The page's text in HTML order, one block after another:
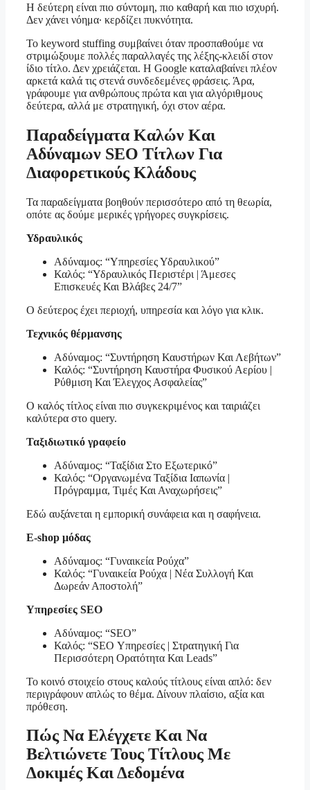
Η δεύτερη είναι πιο σύντομη, πιο καθαρή και πιο ισχυρή.
Δεν χάνει νόημα· κερδίζει πυκνότητα.
Το keyword stuffing συμβαίνει όταν προσπαθούμε να
στριμώξουμε πολλές παραλλαγές της λέξης-κλειδί στον
ίδιο τίτλο. Δεν χρειάζεται. Η Google καταλαβαίνει πλέον
αρκετά καλά τις στενά συνδεδεμένες φράσεις. Άρα,
γράφουμε για ανθρώπους πρώτα και για αλγόριθμους
δεύτερα, αλλά με στρατηγική, όχι στον αέρα.
Παραδείγματα Καλών Και
Αδύναμων SEO Τίτλων Για
Διαφορετικούς Κλάδους
Τα παραδείγματα βοηθούν περισσότερο από τη θεωρία,
οπότε ας δούμε μερικές γρήγορες συγκρίσεις.
Υδραυλικός
Αδύναμος: “Υπηρεσίες Υδραυλικού”
Καλός: “Υδραυλικός Περιστέρι | Άμεσες
Επισκευές Και Βλάβες 24/7”
Ο δεύτερος έχει περιοχή, υπηρεσία και λόγο για κλικ.
Τεχνικός θέρμανσης
Αδύναμος: “Συντήρηση Καυστήρων Και Λεβήτων”
Καλός: “Συντήρηση Καυστήρα Φυσικού Αερίου |
Ρύθμιση Και Έλεγχος Ασφαλείας”
Ο καλός τίτλος είναι πιο συγκεκριμένος και ταιριάζει
καλύτερα στο query.
Ταξιδιωτικό γραφείο
Αδύναμος: “Ταξίδια Στο Εξωτερικό”
Καλός: “Οργανωμένα Ταξίδια Ιαπωνία |
Πρόγραμμα, Τιμές Και Αναχωρήσεις”
Εδώ αυξάνεται η εμπορική συνάφεια και η σαφήνεια.
E-shop μόδας
Αδύναμος: “Γυναικεία Ρούχα”
Καλός: “Γυναικεία Ρούχα | Νέα Συλλογή Και
Δωρεάν Αποστολή”
Υπηρεσίες SEO
Αδύναμος: “SEO”
Καλός: “SEO Υπηρεσίες | Στρατηγική Για
Περισσότερη Ορατότητα Και Leads”
Το κοινό στοιχείο στους καλούς τίτλους είναι απλό: δεν
περιγράφουν απλώς το θέμα. Δίνουν πλαίσιο, αξία και
πρόθεση.
Πώς Να Ελέγχετε Και Να
Βελτιώνετε Τους Τίτλους Με
Δοκιμές Και Δεδομένα